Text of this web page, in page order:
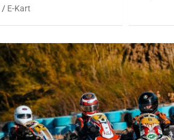
E-Kart